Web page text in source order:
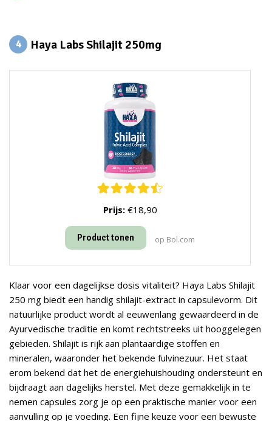
4 Haya Labs Shilajit 250mg
Prijs:€18,90
Product tonen op Bol.com
Klaar voor een dagelijkse dosis vitaliteit? Haya Labs Shilajit
250 mg biedt een handig shilajit-extract in capsulevorm. Dit
natuurlijke product wordt al eeuwenlang gewaardeerd in de
Ayurvedische traditie en komt rechtstreeks uit hooggelegen
gebieden. Shilajit is rijk aan plantaardige stoffen en
mineralen, waaronder het bekende fulvinezuur. Het staat
erom bekend dat het de energiehuishouding ondersteunt en
bijdraagt aan dagelijks herstel. Met deze gemakkelijk in te
nemen capsules zorg je op een praktische manier voor een
aanvulling op je voeding. Een fijne keuze voor een bewuste